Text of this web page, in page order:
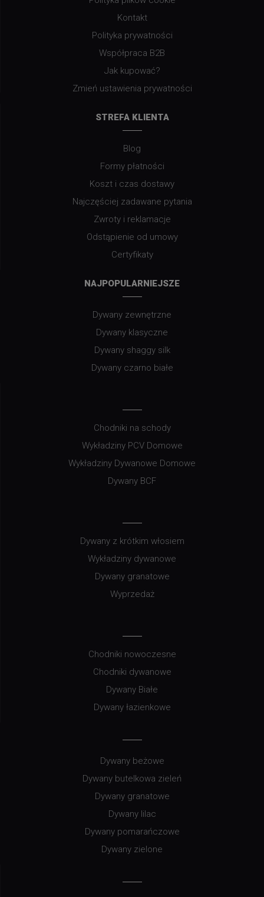
Kontakt
Polityka prywatności
Współpraca B2B
Jak kupować?
Zmień ustawienia prywatności
STREFA KLIENTA
Blog
Formy płatności
Koszt i czas dostawy
Najczęściej zadawane pytania
Zwroty i reklamacje
Odstąpienie od umowy
Certyfikaty
NAJPOPULARNIEJSZE
Dywany zewnętrzne
Dywany klasyczne
Dywany shaggy silk
Dywany czarno białe
Chodniki na schody
Wykładziny PCV Domowe
Wykładziny Dywanowe Domowe
Dywany BCF
Dywany z krótkim włosiem
Wykładziny dywanowe
Dywany granatowe
Wyprzedaż
Chodniki nowoczesne
Chodniki dywanowe
Dywany Białe
Dywany łazienkowe
Dywany beżowe
Dywany butelkowa zieleń
Dywany granatowe
Dywany lilac
Dywany pomarańczowe
Dywany zielone